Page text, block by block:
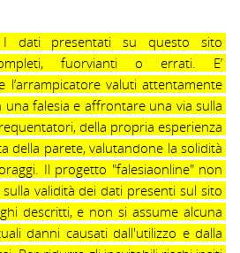
I dati presentati su questo sito
fuorvianti o errati. E’
l’arrampicatore valuti attentamente
una falesia e affrontare una via sulla
della propria esperienza
della parete, valutandone la solidità
Il progetto "falesiaonline" non
validità dei dati presenti sul sito
descritti, e non si assume alcuna
danni causati dall'utilizzo e dalla